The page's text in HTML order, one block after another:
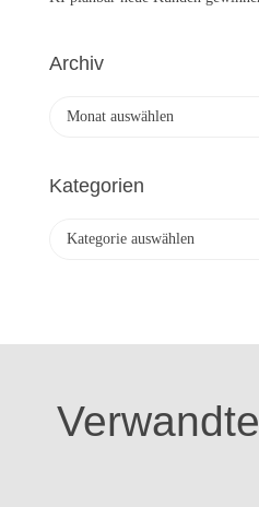
Archiv
h
Kategorien
o